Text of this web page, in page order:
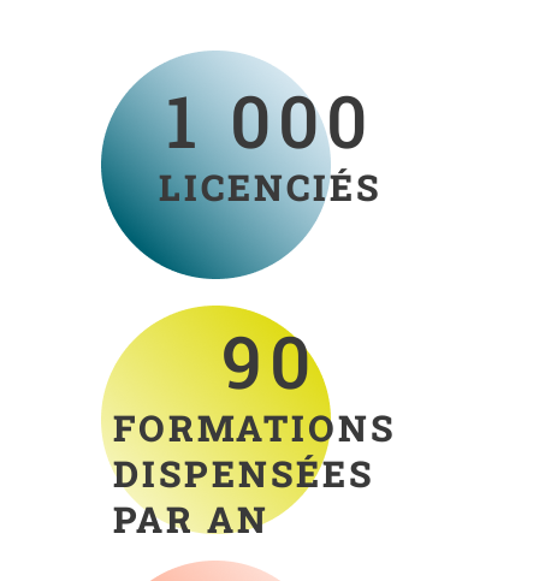
LICENCIÉS
1 000
FORMATIONS
DISPENSÉES
PAR AN
90